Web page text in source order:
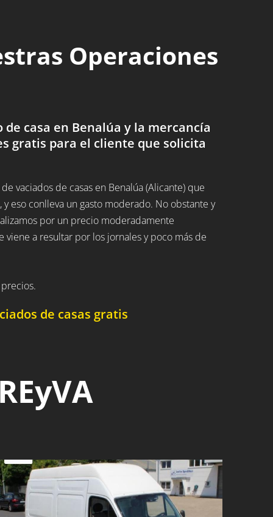
Operaciones
casa en Benalúa y la mercancía
gratis para el cliente que solicita
vaciados de casas en Benalúa (Alicante) que
eso conlleva un gasto moderado. No obstante y
por un precio moderadamente
a resultar por los jornales y poco más de
de casas gratis